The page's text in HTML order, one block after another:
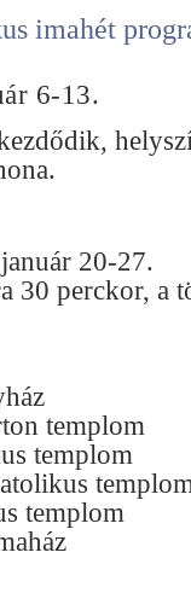
imahét
6-13.
20-27.
30 perckor, a
templom
templom
templom